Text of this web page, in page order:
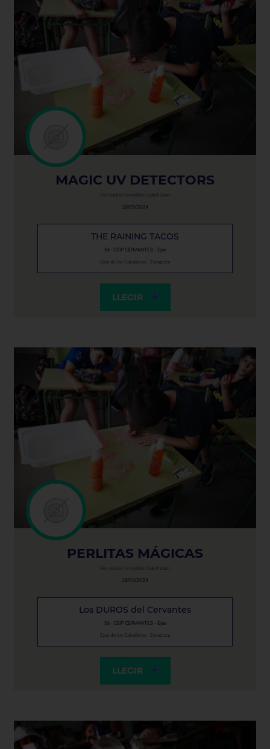
MAGIC UV DETECTORS
Fes visible l'invisible / Lab4 Llum
28/05/2024
THE RAINING TACOS
5è · CEIP CERVANTES - Ejea
Ejea de los Caballeros · Zaragoza
LLEGIR
PERLITAS MÁGICAS
Fes visible l'invisible / Lab4 Llum
28/05/2024
Los DUROS del Cervantes
5è · CEIP CERVANTES - Ejea
Ejea de los Caballeros · Zaragoza
LLEGIR